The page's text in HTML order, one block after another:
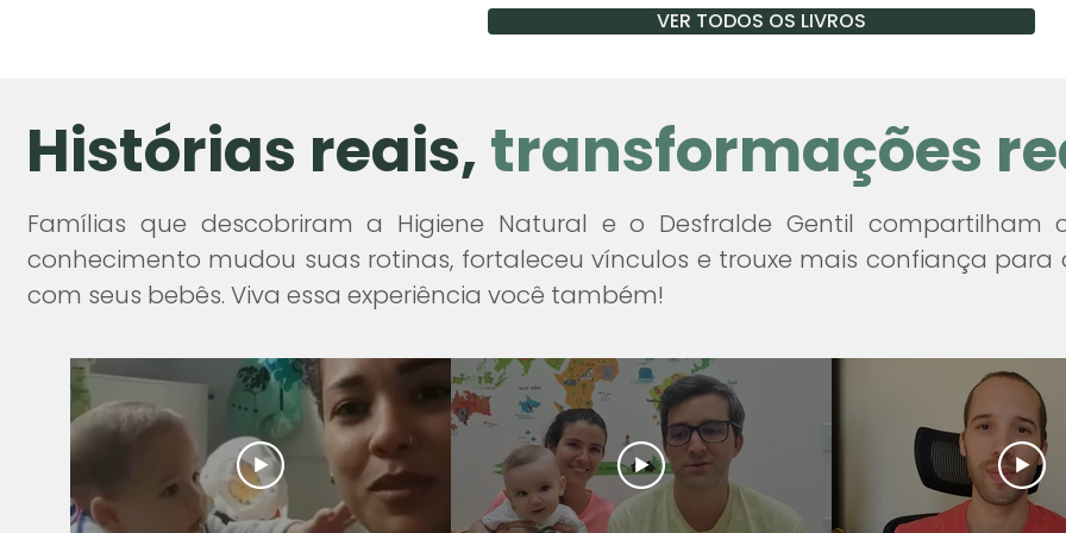
O modelo contemporâneo, baseado no
fraldas descartáveis — difundidas apenas a
condiciona o bebê a evacuar no próprio
seus sinais naturais. Esse processo pode
como:
VER TODOS OS LIVROS
Histórias reais, transformações
Famílias que descobriram a Higiene Natural e o Desfralde Gentil compartilham
conhecimento mudou suas rotinas, fortaleceu vínculos e trouxe mais confiança para
com seus bebês. Viva essa experiência você também!